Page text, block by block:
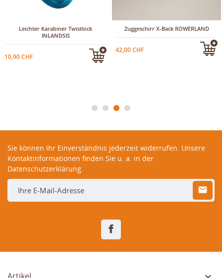
Leichter Karabiner Twistlock
INLANDSIS
10,90 CHF
Zuggeschirr X-Back ROWERLAND
42,00 CHF
Sie können Ihr Einverständnis jederzeit widerrufen. Unsere
Kontaktinformationen finden Sie u. a. in der
Datenschutzerklärung.
Facebook